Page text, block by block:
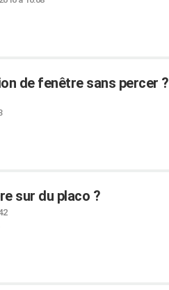
de fenêtre sans percer ?
sur du placo ?